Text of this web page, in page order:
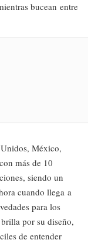
bucean entre
México,
más de 10
siendo un
cuando llega a
para los
por su diseño,
de entender